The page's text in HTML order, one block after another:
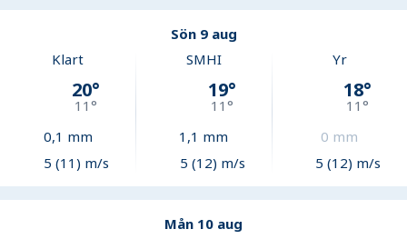
Sön 9 aug
Klart
20°
11°
0,1 mm
5 (11) m/s
SMHI
19°
11 °
1,1 mm
5 (12) m/s
Yr
18°
11°
0 mm
5 (12) m/s
Mån 10 aug